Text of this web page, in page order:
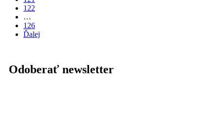
122
…
126
Ďalej
Odoberať newsletter